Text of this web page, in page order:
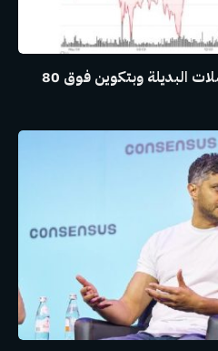
كوين بيز تتعافى مع ارتفاع العملات البديلة وبتكوين فوق 80